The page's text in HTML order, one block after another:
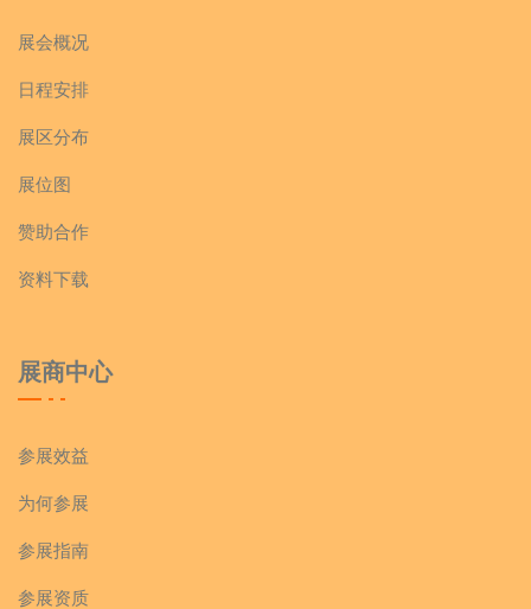
展会概况
日程安排
展区分布
展位图
赞助合作
资料下载
展商中心
参展效益
为何参展
参展指南
参展资质